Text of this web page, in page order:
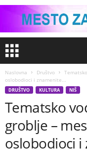
Naslovna Društvo
oslobodioci i znamenite...
DRUŠTVO KULTURA NIŠ
Tematsko
groblje –
oslobodioci i